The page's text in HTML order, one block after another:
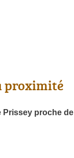
proximité
Prissey proche de